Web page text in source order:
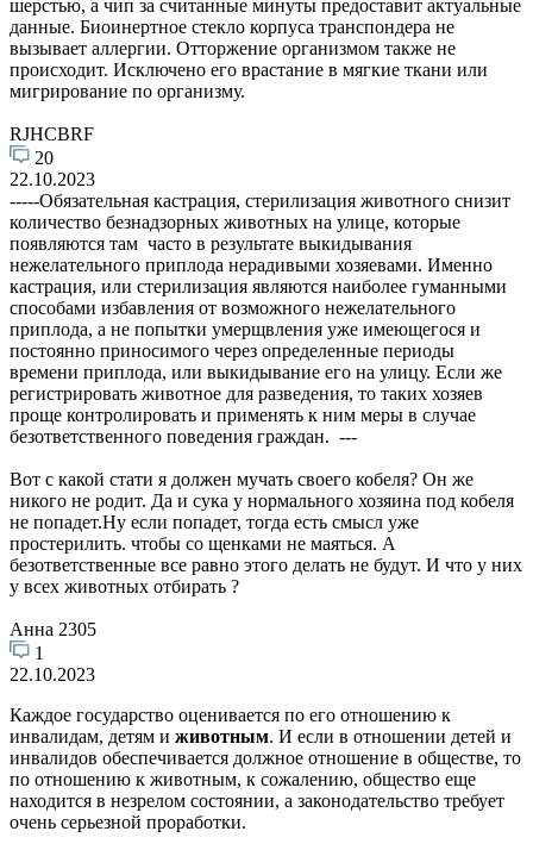
шерстью, а чип за считанные минуты предоставит актуальные
данные. Биоинертное стекло корпуса транспондера не
вызывает аллергии. Отторжение организмом также не
происходит. Исключено его врастание в мягкие ткани или
мигрирование по организму.
RJHCBRF
20
22.10.2023
-----Обязательная кастрация, стерилизация животного снизит
количество безнадзорных животных на улице, которые
появляются там часто в результате выкидывания
нежелательного приплода нерадивыми хозяевами. Именно
кастрация, или стерилизация являются наиболее гуманными
способами избавления от возможного нежелательного
приплода, а не попытки умерщвления уже имеющегося и
постоянно приносимого через определенные периоды
времени приплода, или выкидывание его на улицу. Если же
регистрировать животное для разведения, то таких хозяев
проще контролировать и применять к ним меры в случае
безответственного поведения граждан. ---
Вот с какой стати я должен мучать своего кобеля? Он же
никого не родит. Да и сука у нормального хозяина под кобеля
не попадет.Ну если попадет, тогда есть смысл уже
простерилить. чтобы со щенками не маяться. А
безответственные все равно этого делать не будут. И что у них
у всех животных отбирать ?
Анна 2305
1
22.10.2023
Каждое государство оценивается по его отношению к
инвалидам, детям и животным. И если в отношении детей и
инвалидов обеспечивается должное отношение в обществе, то
по отношению к животным, к сожалению, общество еще
находится в незрелом состоянии, а законодательство требует
очень серьезной проработки.